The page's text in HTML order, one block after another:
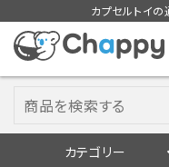
カプセルトイの
カテゴリー